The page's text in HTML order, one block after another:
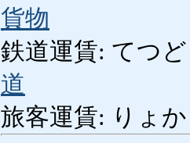
貨物
鉄道運賃: てつ
道
旅客運賃: りょ